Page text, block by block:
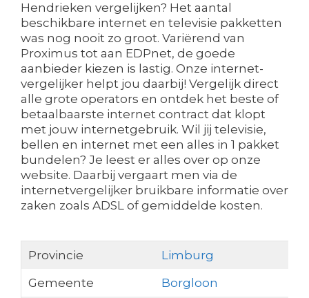
Hendrieken vergelijken? Het aantal
beschikbare internet en televisie pakketten
was nog nooit zo groot. Variërend van
Proximus tot aan EDPnet, de goede
aanbieder kiezen is lastig. Onze internet-
vergelijker helpt jou daarbij! Vergelijk direct
alle grote operators en ontdek het beste of
betaalbaarste internet contract dat klopt
met jouw internetgebruik. Wil jij televisie,
bellen en internet met een alles in 1 pakket
bundelen? Je leest er alles over op onze
website. Daarbij vergaart men via de
internetvergelijker bruikbare informatie over
zaken zoals ADSL of gemiddelde kosten.
Provincie
Limburg
Gemeente
Borgloon